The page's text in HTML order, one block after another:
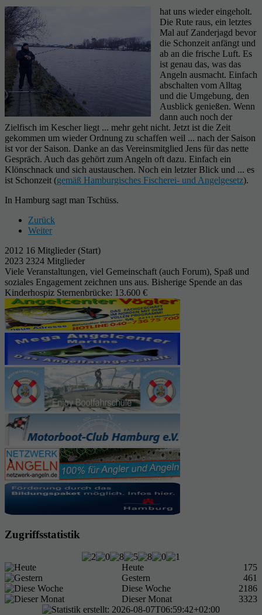
hat uns wieder eingeholt.
Die Rute raus, ein letztes
Mal auf Zanderjagd bevor
die Schonzeit anfängt und
ab an die frische Luft. Es
ist genau das, was das
Angeln ausmacht. Einfach
abschalten vom Alltag
und die Umgebung, den
Ausblick genießen. Wenn
dann auch noch der
Zielfisch im Kescher liegt ... mehr geht nicht. Jetzt ist die Zeit
gekommen um wieder Ordnung zu schaffen weil ... nach der Saison
ist vor der Saison. Danke an das Vereinsmitglied Jens für das nette
Gespräch. Auch das gehört zum Angeln oft dazu. Einfach ein
Klönschnack und sich austauschen. Noch ein letzter Blick und ... es
ist Schonzeit (gemäß Hamburgisches Fischerei- und Angelgesetz).
In Hamburg sagt man Tschüss.
Zurück
Weiter
2012 16 Mitglieder (Start)
2023 2324 Mitglieder
Viele Veranstaltungen, viel Gemeinschaft (auch Forum), Spaß und
soziales Engagement zeichnen uns aus. Bisherige Spende an das
Kinderhospiz Sternenbrücke: 13.600 €
Zugriffsstatistik
Heute
175
Gestern
461
Diese Woche
2186
Dieser Monat
3323